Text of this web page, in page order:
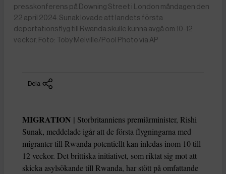
presskonferens på Downing Street i London måndagen den
22 april 2024. Sunak lovade att landets första
deportationsflyg till Rwanda skulle kunna avgå om 10-12
veckor. Foto: Toby Melville/Pool Photo via AP
Dela
MIGRATION | Storbritanniens premiärminister, Rishi
Sunak, meddelade igår att de första flygningarna med
migranter till Rwanda potentiellt kan inledas inom 10 till
12 veckor. Det brittiska initiativet, som riktat sig mot att
skicka asylsökande till Rwanda, har stött på omfattande